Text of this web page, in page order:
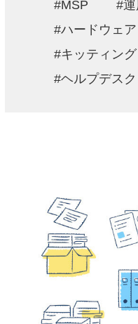
MSP
運
ハードウェア
キッティング
ヘルプデスク